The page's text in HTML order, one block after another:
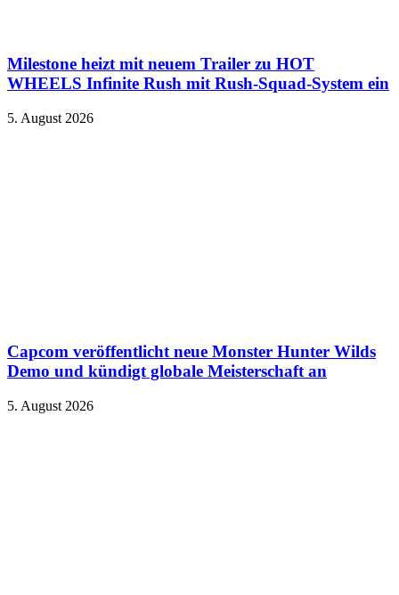
Milestone heizt mit neuem Trailer zu HOT
WHEELS Infinite Rush mit Rush-Squad-System ein
5. August 2026
Capcom veröffentlicht neue Monster Hunter Wilds
Demo und kündigt globale Meisterschaft an
5. August 2026